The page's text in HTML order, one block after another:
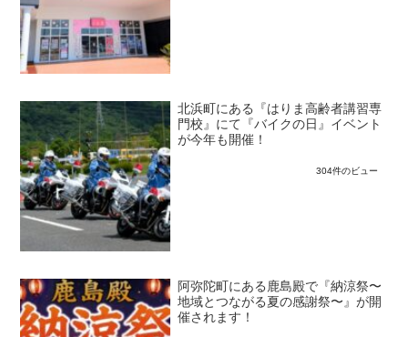
北浜町にある『はりま高齢者講習専
門校』にて『バイクの日』イベント
が今年も開催！
304件のビュー
阿弥陀町にある鹿島殿で『納涼祭〜
地域とつながる夏の感謝祭〜』が開
催されます！